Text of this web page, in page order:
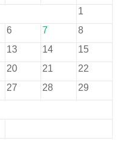
1
6 7
8
13 14
15
20 21
22
27 28
29